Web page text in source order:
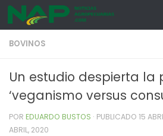
Skip to content
BOVINOS
Un estudio despierta la
‘veganismo versus
POR EDUARDO BUSTOS · PUBLICADO 15
ABRIL, 2020